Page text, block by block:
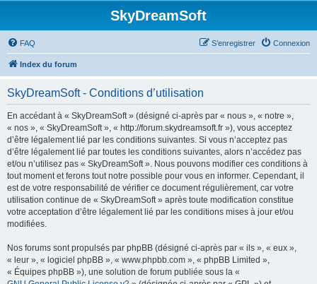
SkyDreamSoft
FAQ Connexion
S’enregistrer
Index du forum
SkyDreamSoft - Conditions d’utilisation
En accédant à « SkyDreamSoft » (désigné ci-après par « nous », « notre »,
« nos », « SkyDreamSoft », « http://forum.skydreamsoft.fr »), vous acceptez
d’être légalement lié par les conditions suivantes. Si vous n’acceptez pas
d’être légalement lié par toutes les conditions suivantes, alors n’accédez pas
et/ou n’utilisez pas « SkyDreamSoft ». Nous pouvons modifier ces conditions à
tout moment et ferons tout notre possible pour vous en informer. Cependant, il
est de votre responsabilité de vérifier ce document régulièrement, car votre
utilisation continue de « SkyDreamSoft » après toute modification constitue
votre acceptation d’être légalement lié par les conditions mises à jour et/ou
modifiées.
Nos forums sont propulsés par phpBB (désigné ci-après par « ils », « eux »,
« leur », « logiciel phpBB », « www.phpbb.com », « phpBB Limited »,
« Équipes phpBB »), une solution de forum publiée sous la «